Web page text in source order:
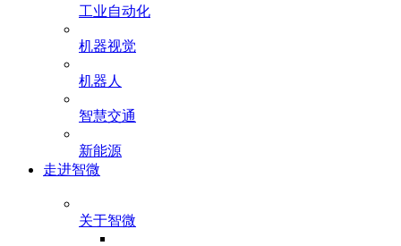
工业自动化
机器视觉
机器人
智慧交通
新能源
走进智微
关于智微